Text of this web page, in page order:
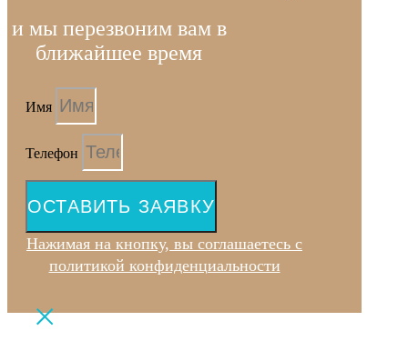
и мы перезвоним вам в
ближайшее время
Имя
Телефон
ОСТАВИТЬ ЗАЯВКУ
Нажимая на кнопку, вы соглашаетесь с
политикой конфиденциальности